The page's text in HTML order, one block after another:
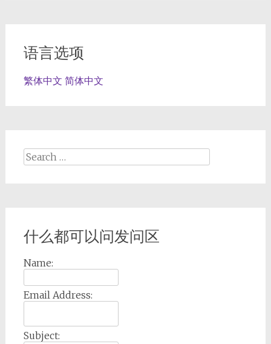
语言选项
繁体中文 简体中文
Search
for:
什么都可以问发问区
Name:
Email Address:
Subject: